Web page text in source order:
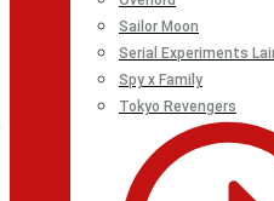
Sailor Moon
Serial Experiments
Spy x Family
Tokyo Revengers